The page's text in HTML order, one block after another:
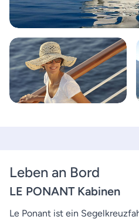
Leben an Bord
LE PONANT Kabinen
Le Ponant ist ein